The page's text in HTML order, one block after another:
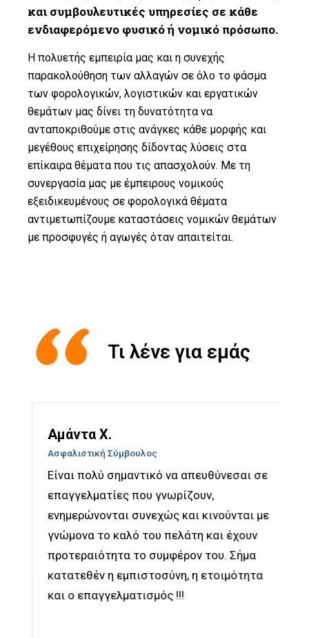
και συμβουλευτικές υπηρεσίες σε κάθε
ενδιαφερόμενο φυσικό ή νομικό πρόσωπο.
Η πολυετής εμπειρία μας και η συνεχής
παρακολούθηση των αλλαγών σε όλο το φάσμα
των φορολογικών, λογιστικών και εργατικών
θεμάτων μας δίνει τη δυνατότητα να
ανταποκριθούμε στις ανάγκες κάθε μορφής και
μεγέθους επιχείρησης δίδοντας λύσεις στα
επίκαιρα θέματα που τις απασχολούν. Με τη
συνεργασία μας με έμπειρους νομικούς
εξειδικευμένους σε φορολογικά θέματα
αντιμετωπίζουμε καταστάσεις νομικών θεμάτων
με προσφυγές ή αγωγές όταν απαιτείται.
Τι λένε για εμάς
Αμάντα Χ.
Ασφαλιστική Σύμβουλος
Είναι πολύ σημαντικό να απευθύνεσαι σε
επαγγελματίες που γνωρίζουν,
ενημερώνονται συνεχώς και κινούνται με
γνώμονα το καλό του πελάτη και έχουν
προτεραιότητα το συμφέρον του. Σήμα
κατατεθέν η εμπιστοσύνη, η ετοιμότητα
και ο επαγγελματισμός !!!